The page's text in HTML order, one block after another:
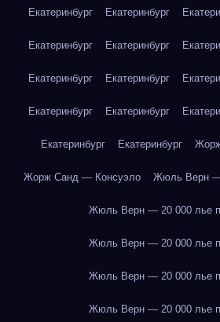
Екатеринбург Екатеринбург
Екатеринбург Екатеринбург
Екатеринбург Екатеринбург
Екатеринбург Екатеринбург
Екатеринбург Екатеринбург
Жорж Санд — Консуэло Жюль Верн —
Жюль Верн — 20 000 лье
Жюль Верн — 20 000 лье
Жюль Верн — 20 000 лье
Жюль Верн — 20 000 лье